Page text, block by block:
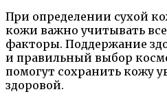
При определении сухой
кожи важно учитывать
факторы. Поддержание
и правильный выбор
помогут сохранить кожу
здоровой.